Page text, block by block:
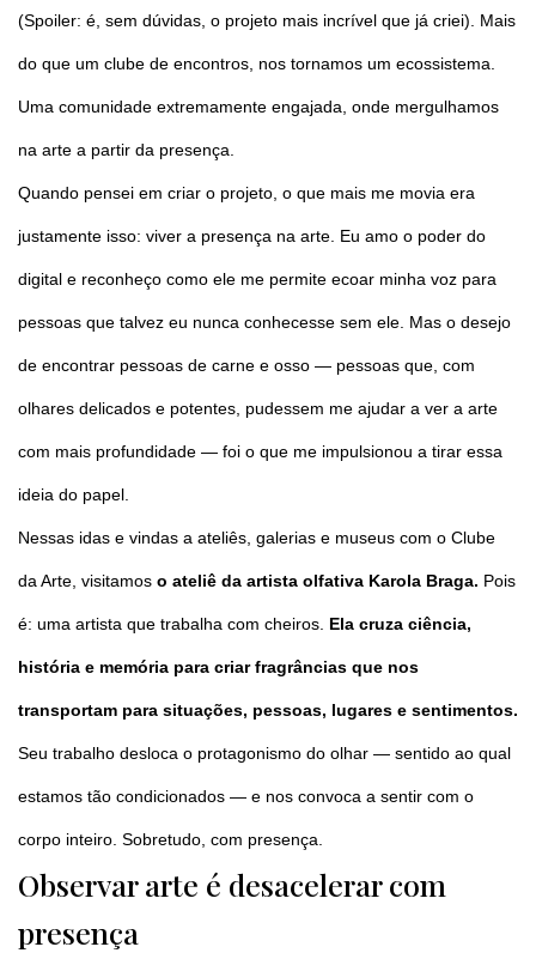
(Spoiler: é, sem dúvidas, o projeto mais incrível que já criei). Mais
do que um clube de encontros, nos tornamos um ecossistema.
Uma comunidade extremamente engajada, onde mergulhamos
na arte a partir da presença.
Quando pensei em criar o projeto, o que mais me movia era
justamente isso: viver a presença na arte. Eu amo o poder do
digital e reconheço como ele me permite ecoar minha voz para
pessoas que talvez eu nunca conhecesse sem ele. Mas o desejo
de encontrar pessoas de carne e osso — pessoas que, com
olhares delicados e potentes, pudessem me ajudar a ver a arte
com mais profundidade — foi o que me impulsionou a tirar essa
ideia do papel.
Nessas idas e vindas a ateliês, galerias e museus com o Clube
da Arte, visitamos o ateliê da artista olfativa Karola Braga. Pois
é: uma artista que trabalha com cheiros. Ela cruza ciência,
história e memória para criar fragrâncias que nos
transportam para situações, pessoas, lugares e sentimentos.
Seu trabalho desloca o protagonismo do olhar — sentido ao qual
estamos tão condicionados — e nos convoca a sentir com o
corpo inteiro. Sobretudo, com presença.
Observar arte é desacelerar com
presença